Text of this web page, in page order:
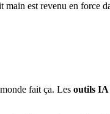
est revenu en force
fait ça. Les outils IA